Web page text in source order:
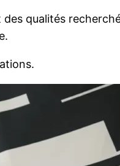
qualités